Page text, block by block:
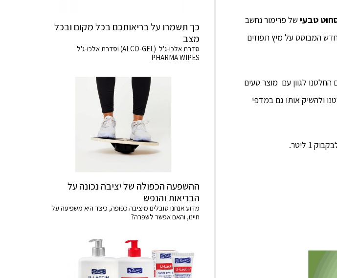
של פרימור נחשב
המבוסס על מיץ תפוזים
החלטנו לגוון עם מוצר טעים
ולהשיק אותו גם במדפי
כך תשמרו על בריאותכם בכל מקום ובכל
מצב
סדרת אלכו-ג'ל (ALCO-GEL) וסדרת אלכו-ג'ל
PHARMA WIPES
ההשפעה הכפולה של יציבה נכונה על
הבריאות והנפש
מדוע אנחנו סובלים מיציבה כפופה, כיצד היא משפיעה על
חיינו, והאם אפשר לשפרה?